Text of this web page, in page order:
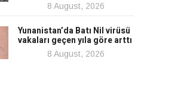
8 August, 2026
Yunanistan’da Batı Nil virüsü
vakaları geçen yıla göre arttı
8 August, 2026